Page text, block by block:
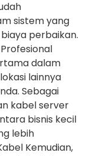
sistem yang
perbaikan.
dalam
lainnya
Sebagai
kabel server
bisnis kecil
lebih
Kemudian,